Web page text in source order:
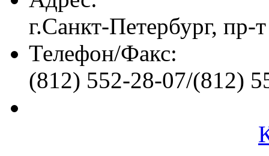
г.Санкт-Петербург, пр-
Телефон/Факс:
(812) 552-28-07/(812)